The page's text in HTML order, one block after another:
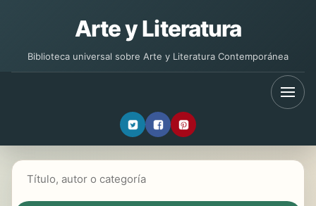
Arte y Literatura
Biblioteca universal sobre Arte y Literatura Contemporánea